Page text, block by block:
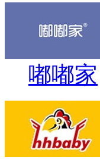
嘟嘟家